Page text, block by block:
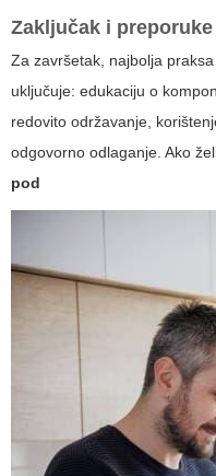
Zaključak i preporuke
Za završetak, najbolja
uključuje: edukaciju o
redovito održavanje,
odgovorno odlaganje. Ako
pod